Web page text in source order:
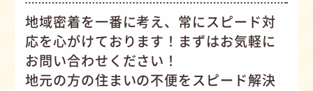
地域密着を一番に考え、常にスピード対
応を心がけております！まずはお気軽に
お問い合わせください！
地元の方の住まいの不便をスピード解決